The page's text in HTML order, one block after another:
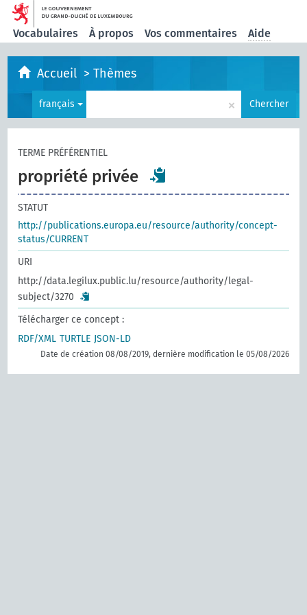
Vocabulaires À propos Vos commentaires Aide
Accueil >Thèmes
français × Chercher
TERME PRÉFÉRENTIEL
propriété privée
STATUT
http://publications.europa.eu/resource/authority/concept-
status/CURRENT
URI
http://data.legilux.public.lu/resource/authority/legal-
subject/3270
Télécharger ce concept :
RDF/XML TURTLE JSON-LD
Date de création 08/08/2019, dernière modification le 05/08/2026